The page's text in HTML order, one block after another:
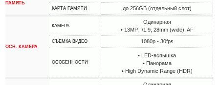
ПАМЯТЬ
КАРТА ПАМЯТИ до 256GB (отдельный слот)
ОСН. КАМЕРА
КАМЕРА
Одинарная
• 13MP, f/1.9, 28mm (wide), AF
СЪЕМКА ВИДЕО 1080p - 30fps
ОСОБЕННОСТИ
• LED-вспышка
• Панорама
• High Dynamic Range (HDR)